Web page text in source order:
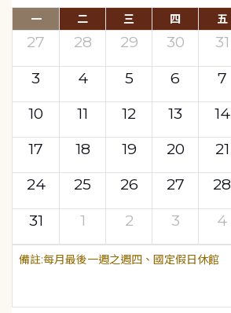
一 二 三 四 五
27 28 29 30 31
3
4 5 6 7
10
11 12 13 14
17
18 19 20 21
24
25 26 27 28
31
1 2 3 4
每月最後一週之週四、國定假日休館